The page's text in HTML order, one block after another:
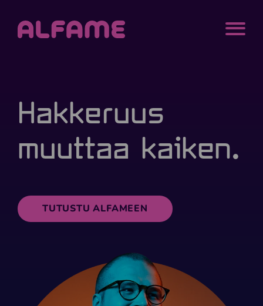
Alfame
MENU
Hakkeruus
muuttaa kaiken.
TUTUSTU ALFAMEEN